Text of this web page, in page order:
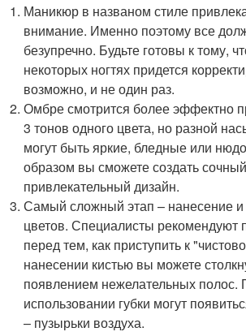
Маникюр в названом стиле
внимание. Именно поэтому все
безупречно. Будьте готовы к тому,
некоторых ногтях придется
возможно, и не один раз.
Омбре смотрится более эффектно
3 тонов одного цвета, но разной
могут быть яркие, бледные или
образом вы сможете создать
привлекательный дизайн.
Самый сложный этап – нанесение
цветов. Специалисты рекомендуют
перед тем, как приступить к
нанесении кистью вы можете
появлением нежелательных полос.
использовании губки могут
– пузырьки воздуха.